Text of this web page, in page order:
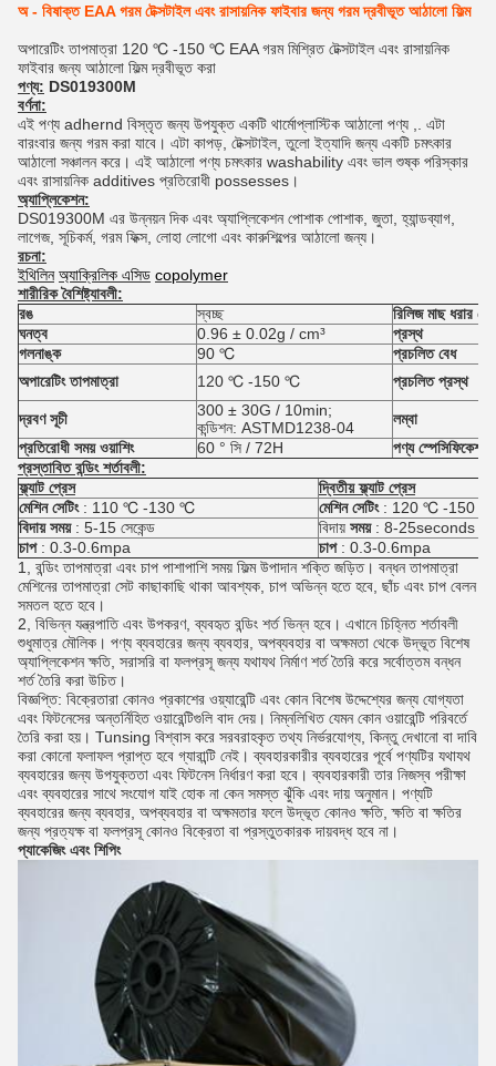
অ - বিষাক্ত EAA গরম টেক্সটাইল এবং রাসায়নিক ফাইবার জন্য গরম দ্রবীভূত আঠালো ফিল্ম
অপারেটিং তাপমাত্রা 120 ℃ -150 ℃ EAA গরম মিশ্রিত টেক্সটাইল এবং রাসায়নিক
ফাইবার জন্য আঠালো ফিল্ম দ্রবীভূত করা
পণ্য: DS019300M
বর্ণনা:
এই পণ্য adhernd বিস্তৃত জন্য উপযুক্ত একটি থার্মোপ্লাস্টিক আঠালো পণ্য ,.
এটা
বারংবার জন্য গরম করা যাবে। এটা কাপড়, টেক্সটাইল, তুলো ইত্যাদি জন্য একটি চমৎকার
আঠালো সঞ্চালন করে। এই আঠালো পণ্য চমৎকার washability এবং ভাল শুষ্ক পরিস্কার
এবং রাসায়নিক additives প্রতিরোধী possesses।
অ্যাপ্লিকেশন:
DS019300M এর উন্নয়ন দিক এবং অ্যাপ্লিকেশন পোশাক পোশাক, জুতা, হ্যান্ডব্যাগ,
লাগেজ, সূচিকর্ম, গরম ফিক্স, লোহা লোগো এবং কারুশিল্পের আঠালো জন্য।
রচনা:
ইথিলিন অ্যাক্রিলিক এসিড copolymer
শারীরিক বৈশিষ্ট্যাবলী:
রঙ
স্বচ্ছ
রিলিজ মাছ ধরার
ঘনত্ব
0.96 ± 0.02g / cm³
প্রস্থ
গলনাঙ্ক
90 ℃
প্রচলিত বেধ
অপারেটিং তাপমাত্রা
120 ℃ -150 ℃ প্রচলিত প্রস্থ
দ্রবণ সূচী
300 ± 30G / 10min;
কন্ডিশন: ASTMD1238-04
লম্বা
প্রতিরোধী সময় ওয়াশিং
60 ° সি / 72H
পণ্য স্পেসিফিকেশন
প্রস্তাবিত বন্ডিং শর্তাবলী:
ফ্ল্যাট প্রেস
দ্বিতীয় ফ্ল্যাট প্রেস
মেশিন সেটিং: 110 ℃ -130 ℃ মেশিন সেটিং: 120 ℃ -150 ℃
বিদায় সময়: 5-15 সেকেন্ড বিদায় সময়: 8-25seconds
চাপ: 0.3-0.6mpa চাপ: 0.3-0.6mpa
1, বন্ডিং তাপমাত্রা এবং চাপ পাশাপাশি সময় ফিল্ম উপাদান শক্তি জড়িত। বন্ধন তাপমাত্রা
মেশিনের তাপমাত্রা সেট কাছাকাছি থাকা আবশ্যক, চাপ অভিন্ন হতে হবে, ছাঁচ এবং চাপ বেলন
সমতল হতে হবে।
2, বিভিন্ন যন্ত্রপাতি এবং উপকরণ, ব্যবহৃত বন্ডিং শর্ত ভিন্ন হবে। এখানে চিহ্নিত শর্তাবলী
শুধুমাত্র মৌলিক। পণ্য ব্যবহারের জন্য ব্যবহার, অপব্যবহার বা অক্ষমতা থেকে উদ্ভূত বিশেষ
অ্যাপ্লিকেশন ক্ষতি, সরাসরি বা ফলপ্রসূ জন্য যথাযথ নির্মাণ শর্ত তৈরি করে সর্বোত্তম বন্ধন
শর্ত তৈরি করা উচিত।
বিজ্ঞপ্তি: বিক্রেতারা কোনও প্রকাশের ওয়্যারেন্টি এবং কোন বিশেষ উদ্দেশ্যের জন্য যোগ্যতা
এবং ফিটনেসের অন্তর্নিহিত ওয়ারেন্টিগুলি বাদ দেয়। নিম্নলিখিত যেমন কোন ওয়ারেন্টি পরিবর্তে
তৈরি করা হয়। Tunsing বিশ্বাস করে সরবরাহকৃত তথ্য নির্ভরযোগ্য, কিন্তু দেখানো বা দাবি
করা কোনো ফলাফল প্রাপ্ত হবে গ্যারান্টি নেই। ব্যবহারকারীর ব্যবহারের পূর্বে পণ্যটির যথাযথ
ব্যবহারের জন্য উপযুক্ততা এবং ফিটনেস নির্ধারণ করা হবে। ব্যবহারকারী তার নিজস্ব পরীক্ষা
এবং ব্যবহারের সাথে সংযোগ যাই হোক না কেন সমস্ত ঝুঁকি এবং দায় অনুমান। পণ্যটি
ব্যবহারের জন্য ব্যবহার, অপব্যবহার বা অক্ষমতার ফলে উদ্ভূত কোনও ক্ষতি, ক্ষতি বা ক্ষতির
জন্য প্রত্যক্ষ বা ফলপ্রসূ কোনও বিক্রেতা বা প্রস্তুতকারক দায়বদ্ধ হবে না।
প্যাকেজিং এবং শিপিং